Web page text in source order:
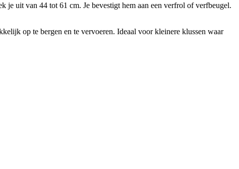
je uit van 44 tot 61 cm. Je bevestigt hem aan een verfrol of verfbeugel.
op te bergen en te vervoeren. Ideaal voor kleinere klussen waar